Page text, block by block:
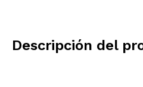
Descripción del